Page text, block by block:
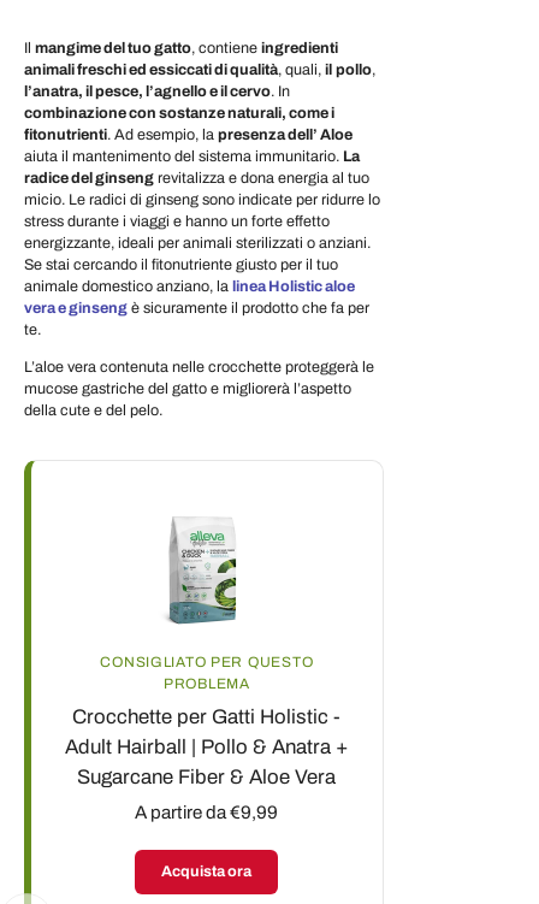
Il mangime del tuo gatto, contiene ingredienti
animali freschi ed essiccati di qualità, quali, il pollo,
l’anatra, il pesce, l’agnello e il cervo. In
combinazione con sostanze naturali, come i
fitonutrienti. Ad esempio, la presenza dell’ Aloe
aiuta il mantenimento del sistema immunitario. La
radice del ginseng revitalizza e dona energia al tuo
micio. Le radici di ginseng sono indicate per ridurre lo
stress durante i viaggi e hanno un forte effetto
energizzante, ideali per animali sterilizzati o anziani.
Se stai cercando il fitonutriente giusto per il tuo
animale domestico anziano, la linea Holistic aloe
vera e ginseng è sicuramente il prodotto che fa per
te.
L’aloe vera contenuta nelle crocchette proteggerà le
mucose gastriche del gatto e migliorerà l’aspetto
della cute e del pelo.
CONSIGLIATO PER QUESTO
PROBLEMA
Crocchette per Gatti Holistic -
Adult Hairball | Pollo & Anatra +
Sugarcane Fiber & Aloe Vera
A partire da €9,99
Acquista ora